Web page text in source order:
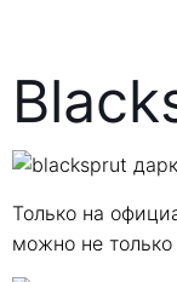
Только на
можно не